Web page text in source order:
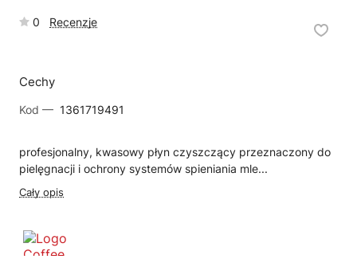
0 Recenzje
Cechy
Kod — 1361719491
profesjonalny, kwasowy płyn czyszczący przeznaczony do
pielęgnacji i ochrony systemów spieniania mle...
Cały opis